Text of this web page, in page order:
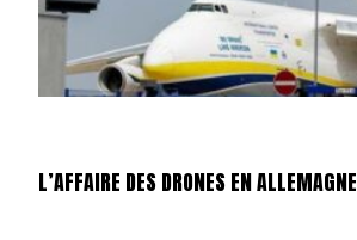
L’AFFAIRE DES DRONES EN ALLEMAGNE